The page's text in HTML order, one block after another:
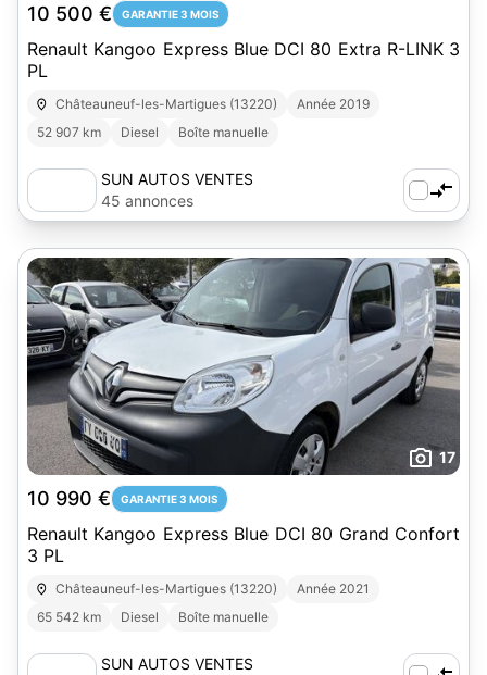
10 500 € GARANTIE 3 MOIS
Renault Kangoo Express Blue DCI 80 Extra R-LINK 3
PL
Châteauneuf-les-Martigues (13220)
Année 2019
52 907 km
Diesel Boîte manuelle
SUN AUTOS VENTES
45 annonces
17
10 990 € GARANTIE 3 MOIS
Renault Kangoo Express Blue DCI 80 Grand Confort
3 PL
Châteauneuf-les-Martigues (13220)
Année 2021
65 542 km
Diesel Boîte manuelle
SUN AUTOS VENTES